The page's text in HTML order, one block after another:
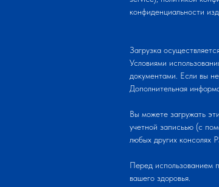
конфиденциальности
Загрузка
Условиями
документами. Если вы
Дополнительная
Вы можете загружать
учетной записьью (с
любых других консолях
Перед использованием
вашего здоровья.